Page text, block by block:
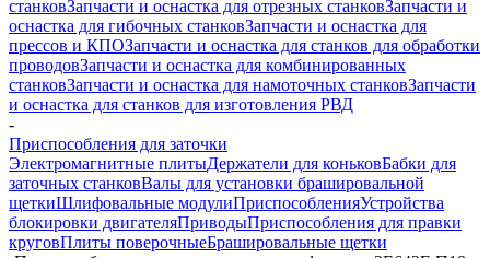
станковЗапчасти и оснастка для отрезных станковЗапчасти и
оснастка для гибочных станковЗапчасти и оснастка для
прессов и КПОЗапчасти и оснастка для станков для обработки
проводовЗапчасти и оснастка для комбинированных
станковЗапчасти и оснастка для намоточных станковЗапчасти
и оснастка для станков для изготовления РВД
-
Приспособления для заточки
Электромагнитные плитыДержатели для коньковБабки для
заточных станковВалы для установки брашировальной
щеткиШлифовальные модулиПриспособленияУстройства
блокировки двигателяПриводыПриспособления для правки
круговПлиты поверочныеБрашировальные щетки